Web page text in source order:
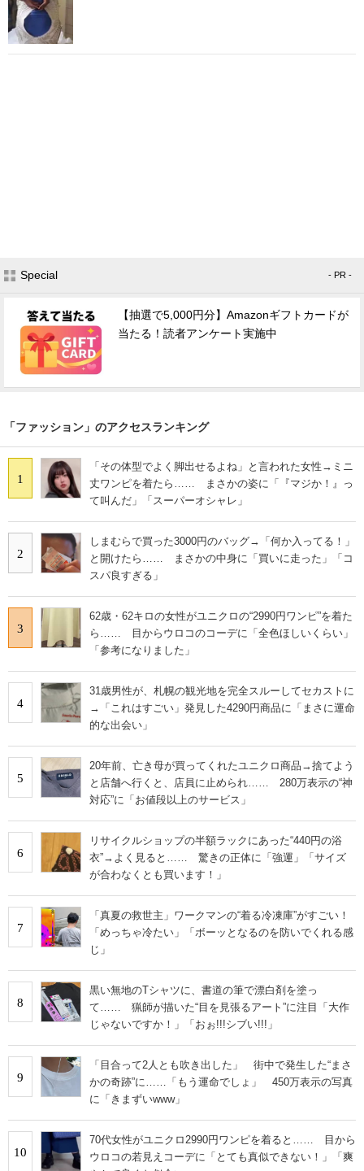
Special - PR -
【抽選で5,000円分】Amazonギフトカードが
当たる！読者アンケート実施中
「ファッション」のアクセスランキング
1
「その体型でよく脚出せるよね」と言われた女性→ミニ
丈ワンピを着たら…… まさかの姿に「『マジか！』っ
て叫んだ」「スーパーオシャレ」
2
しまむらで買った3000円のバッグ→「何か入ってる！」
と開けたら…… まさかの中身に「買いに走った」「コ
スパ良すぎる」
3
62歳・62キロの女性がユニクロの“2990円ワンピ”を着た
ら…… 目からウロコのコーデに「全色ほしいくらい」
「参考になりました」
4
31歳男性が、札幌の観光地を完全スルーしてセカストに
→「これはすごい」発見した4290円商品に「まさに運命
的な出会い」
5
20年前、亡き母が買ってくれたユニクロ商品→捨てよう
と店舗へ行くと、店員に止められ…… 280万表示の“神
対応”に「お値段以上のサービス」
6
リサイクルショップの半額ラックにあった“440円の浴
衣”→よく見ると…… 驚きの正体に「強運」「サイズ
が合わなくとも買います！」
7
「真夏の救世主」ワークマンの“着る冷凍庫”がすごい！
「めっちゃ冷たい」「ボーッとなるのを防いでくれる感
じ」
8
黒い無地のTシャツに、書道の筆で漂白剤を塗っ
て…… 猟師が描いた“目を見張るアート”に注目「大作
じゃないですか！」「おぉ!!!シブい!!!」
9
「目合って2人とも吹き出した」 街中で発生した“まさ
かの奇跡”に……「もう運命でしょ」 450万表示の写真
に「きまずいwww」
10
70代女性がユニクロ2990円ワンピを着ると…… 目から
ウロコの若見えコーデに「とても真似できない！」「爽